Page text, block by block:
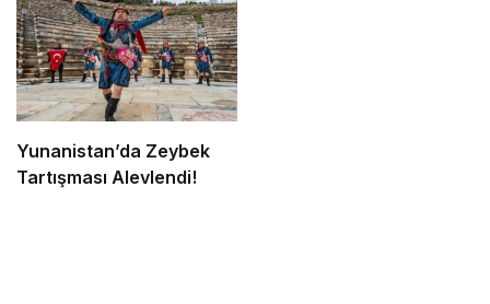
Yunanistan’da Zeybek
Tartışması Alevlendi!